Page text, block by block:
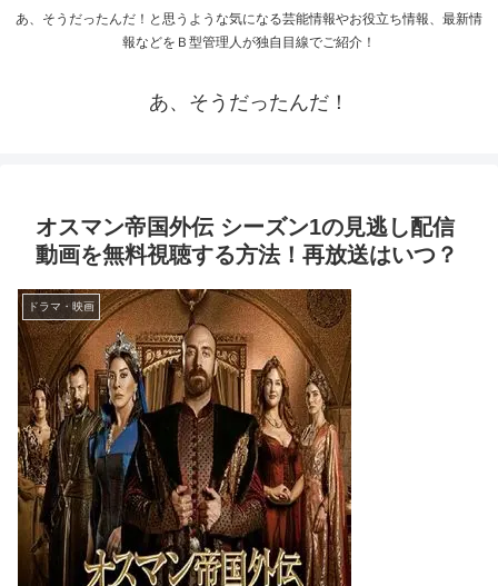
あ、そうだったんだ！と思うような気になる芸能情報やお役立ち情報、最新情
報などをＢ型管理人が独自目線でご紹介！
あ、そうだったんだ！
オスマン帝国外伝 シーズン1の見逃し配信
動画を無料視聴する方法！再放送はいつ？
ドラマ・映画